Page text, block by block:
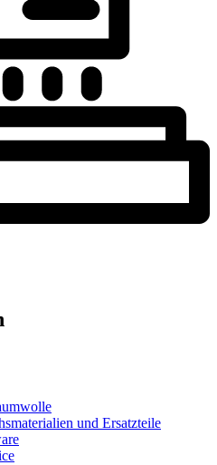
und Ersatzteile